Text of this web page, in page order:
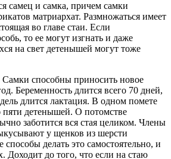
самец и самка, причем самки
матриархат. Размножаться имеет
во главе стаи. Если
то ее могут изгнать и даже
на свет детенышей могут тоже
способны приносить новое
Беременность длится всего 70 дней,
длится лактация. В одном помете
пяти детенышей. О потомстве
заботится вся стая целиком. Члены
у щенков из шерсти
способы делать это самостоятельно, и
Доходит до того, что если на стаю